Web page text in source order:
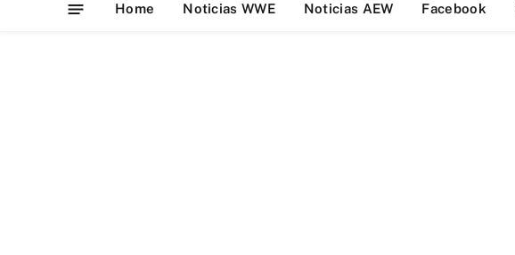
Home Noticias WWE Noticias AEW Facebook